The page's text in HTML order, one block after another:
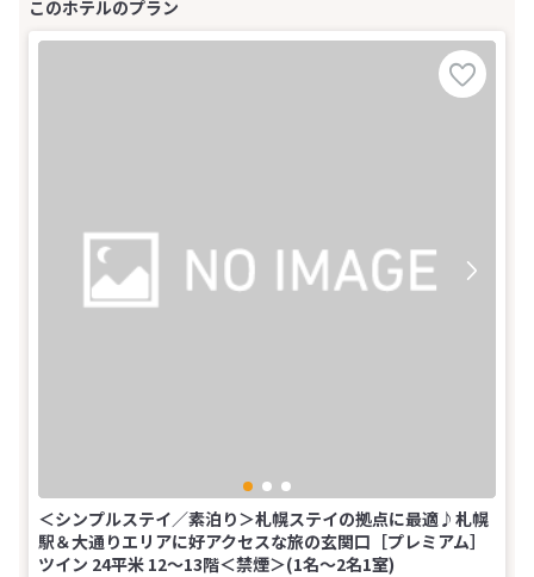
＜シンプルステイ／素泊り＞札幌ステイの拠点に最適♪札幌
駅＆大通りエリアに好アクセスな旅の玄関口［プレミアム］
ツイン 24平米 12～13階＜禁煙＞(1名～2名1室)